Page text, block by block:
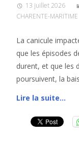
13 juillet 2026
CHARENTE-MARITIME
La canicule
que les épisodes
durent, et que les
poursuivent, la
Lire la suite…